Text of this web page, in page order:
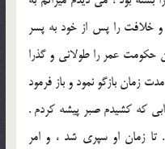
خلافت را پس از خود به پسر
حكومت عمر را طولاني و گذرا
زمان بازگو نمود و باز فرمود
كه كشيدم صبر پيشه كردم .
زمان او سپري شد ، و امر